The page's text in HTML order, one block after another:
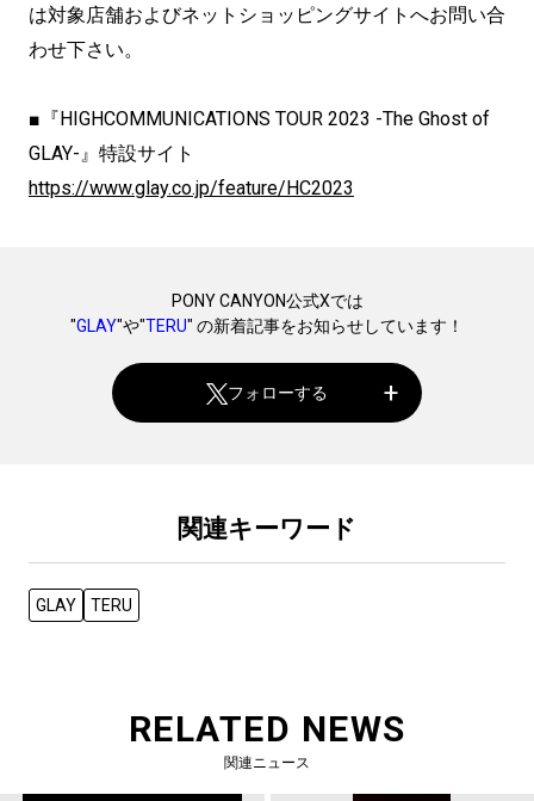
は対象店舗およびネットショッピングサイトへお問い合
わせ下さい。
■『HIGHCOMMUNICATIONS TOUR 2023 -The Ghost of
GLAY-』特設サイト
https://www.glay.co.jp/feature/HC2023
PONY CANYON公式Xでは
"GLAY"や"TERU" の新着記事をお知らせしています！
フォローする
関連キーワード
GLAY TERU
RELATED NEWS
関連ニュース